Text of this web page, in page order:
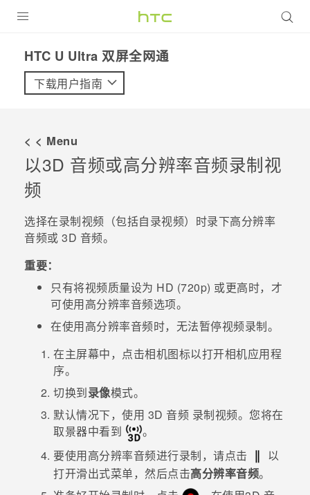
VIVE
支持帮助
在线客服
HTC U Ultra 双屏全网通‎
下载用户指南
< < Menu
以3D 音频或高分辨率音频录制视
频
选择在录制视频（包括自录视频）时录下高分辨率
音频或 3D 音频。
重要：
只有将视频质量设为 HD (720p) 或更高时，才
可使用高分辨率音频选项。
在使用高分辨率音频时，无法暂停视频录制。
在主屏幕中，点击相机图标以打开相机应用程
序。
切换到录像模式。
默认情况下，使用 3D 音频 录制视频。您将在
取景器中看到
。
要使用高分辨率音频进行录制，请点击
以
打开滑出式菜单，然后点击高分辨率音频。